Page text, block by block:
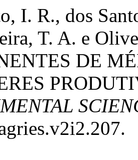
I. R., dos
T. A. e
DE